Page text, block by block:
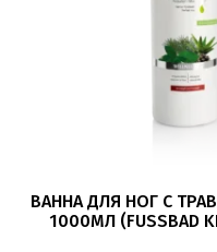
В
ВАННА ДЛЯ НОГ С
1000МЛ (FUSSBAD